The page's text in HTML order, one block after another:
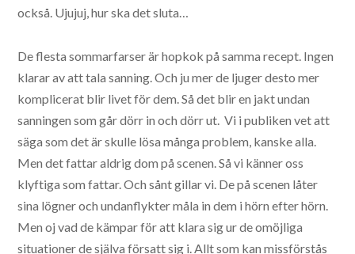
också. Ujujuj, hur ska det sluta…
De flesta sommarfarser är hopkok på samma recept. Ingen
klarar av att tala sanning. Och ju mer de ljuger desto mer
komplicerat blir livet för dem. Så det blir en jakt undan
sanningen som går dörr in och dörr ut. Vi i publiken vet att
säga som det är skulle lösa många problem, kanske alla.
Men det fattar aldrig dom på scenen. Så vi känner oss
klyftiga som fattar. Och sånt gillar vi. De på scenen låter
sina lögner och undanflykter måla in dem i hörn efter hörn.
Men oj vad de kämpar för att klara sig ur de omöjliga
situationer de själva försatt sig i. Allt som kan missförstås